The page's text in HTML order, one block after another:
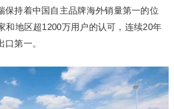
保持着中国自主品牌海外销量第一的位
和地区超1200万用户的认可，连续20年
第一。